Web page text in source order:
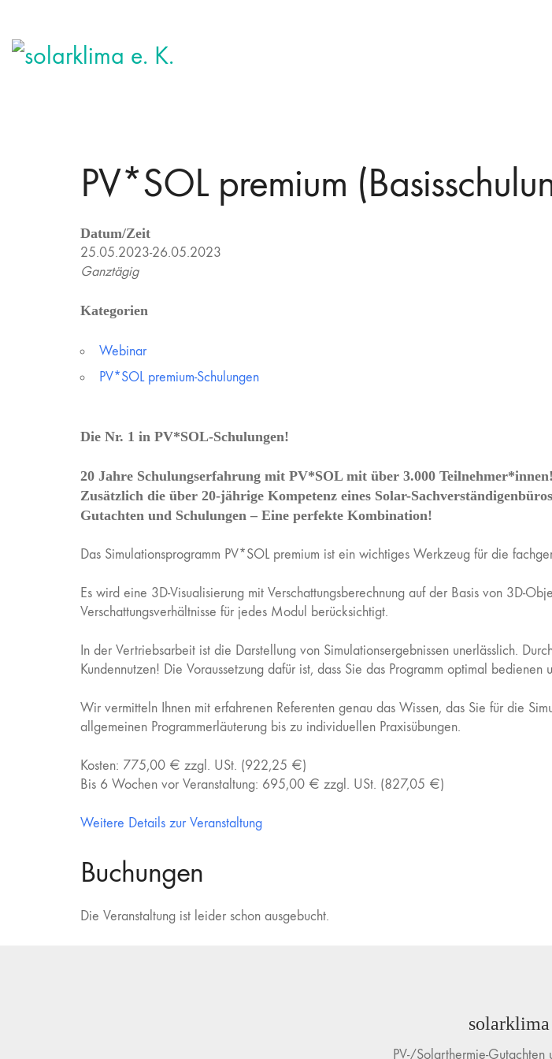
PV*SOL premium
Datum/Zeit
25.05.2023-26.05.2023
Ganztägig
Kategorien
Webinar
PV*SOL premium-Schulungen
Die Nr. 1 in PV*SOL-Schulungen!
20 Jahre Schulungserfahrung mit PV*SOL mit über 3.000 Teilnehmer*innen!
Zusätzlich die über 20-jährige Kompetenz eines Solar-
Gutachten und Schulungen – Eine perfekte Kombination!
Das Simulationsprogramm PV*SOL premium ist ein wichtiges Werkzeug für die
Es wird eine 3D-Visualisierung mit Verschattungsberechnung auf der Basis von 3D-
Verschattungsverhältnisse für jedes Modul berücksichtigt.
In der Vertriebsarbeit ist die Darstellung von Simulationsergebnissen unerlässlich.
Kundennutzen! Die Voraussetzung dafür ist, dass Sie das Programm optimal
Wir vermitteln Ihnen mit erfahrenen Referenten genau das Wissen, das Sie für die
allgemeinen Programmerläuterung bis zu individuellen Praxisübungen.
Kosten: 775,00 € zzgl. USt. (922,25 €)
Bis 6 Wochen vor Veranstaltung: 695,00 € zzgl. USt. (827,05 €)
Weitere Details zur Veranstaltung
Buchungen
Die Veranstaltung ist leider schon ausgebucht.
PV-/Solarthermie-Gutachten